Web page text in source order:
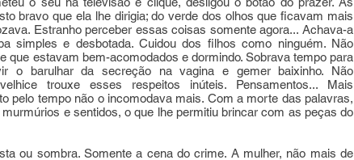
bravo que ela lhe dirigia; do verde dos olhos que ficavam mais
Estranho perceber essas coisas somente agora... Achava-a
simples e desbotada. Cuidou dos filhos como ninguém. Não
que estavam bem-acomodados e dormindo. Sobrava tempo para
o barulhar da secreção na vagina e gemer baixinho. Não
trouxe esses respeitos inúteis. Pensamentos... Mais
pelo tempo não o incomodava mais. Com a morte das palavras,
e sentidos, o que lhe permitiu brincar com as peças do
ou sombra. Somente a cena do crime. A mulher, não mais de